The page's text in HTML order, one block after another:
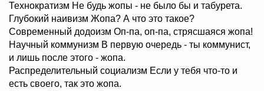
Технократизм Не будь жопы - не было бы и табурета.
Глубокий наивизм Жопа? А что это такое?
Современный додоизм Оп-па, оп-па, стрясшаяся жопа!
Научный коммунизм В первую очередь - ты коммунист,
и лишь после этого - жопа.
Распределительный социализм Если у тебя что-то и
есть своего, так это жопа.